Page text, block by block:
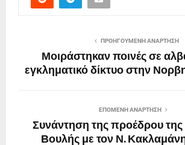
ΠΡΟΗΓΟΎΜΕΝΗ ΑΝΆΡΤΗΣΗ
Μοιράστηκαν ποινές σε
εγκληματικό δίκτυο στην
ΕΠΌΜΕΝΗ ΑΝΆΡΤΗΣΗ
Συνάντηση της προέδρου της
Βουλής με τον Ν.